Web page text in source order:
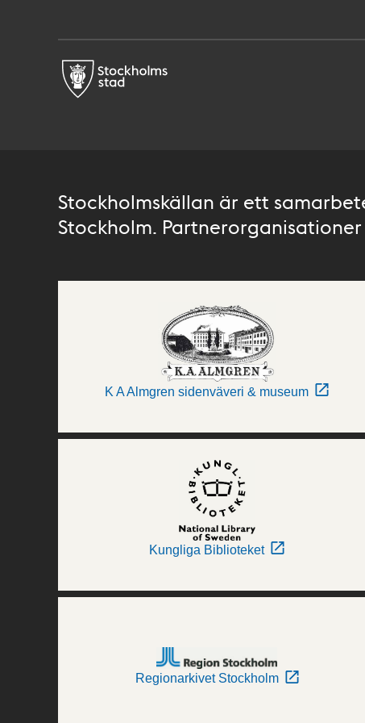
Stockholmskällan är ett
Stockholm.
K A Almgren sidenväveri & museum
Kungliga Biblioteket
Regionarkivet Stockholm